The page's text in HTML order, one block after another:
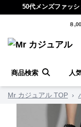
50代メンズファッ
８
商品検索 人
Mr カジュアル TOP ›